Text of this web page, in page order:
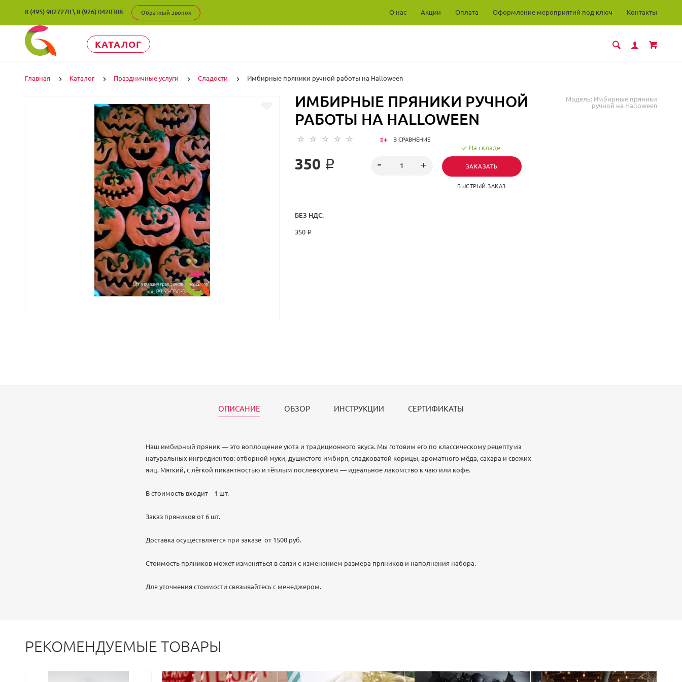
8 (495) 9027270 \ 8 (926) 0420308 Обратный звонок О нас Акции Оплата Оформление мероприятий под ключ Контакты
КАТАЛОГ
Главная Каталог Праздничные услуги Сладости Имбирные пряники ручной работы на Halloween
Модель: Имбирные пряники
ручной на Halloween
ИМБИРНЫЕ ПРЯНИКИ РУЧНОЙ
РАБОТЫ НА HALLOWEEN
В СРАВНЕНИЕ
350 ₽
На складе
ЗАКАЗАТЬ
БЫСТРЫЙ ЗАКАЗ
БЕЗ НДС:
350 ₽
ОПИСАНИЕ ОБЗОР ИНСТРУКЦИИ СЕРТИФИКАТЫ
Наш имбирный пряник — это воплощение уюта и традиционного вкуса. Мы готовим его по классическому рецепту из
натуральных ингредиентов: отборной муки, душистого имбиря, сладковатой корицы, ароматного мёда, сахара и свежих
яиц. Мягкий, с лёгкой пикантностью и тёплым послевкусием — идеальное лакомство к чаю или кофе.
В стоимость входит – 1 шт.
Заказ пряников от 6 шт.
Доставка осуществляется при заказе от 1500 руб.
Стоимость пряников может изменяться в связи с изменением размера пряников и наполнения набора.
Для уточнения стоимости связывайтесь с менеджером.
РЕКОМЕНДУЕМЫЕ ТОВАРЫ